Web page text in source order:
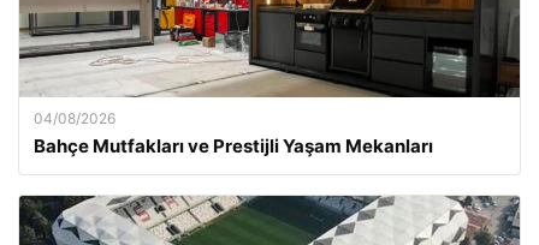
04/08/2026
Bahçe Mutfakları ve Prestijli Yaşam Mekanları